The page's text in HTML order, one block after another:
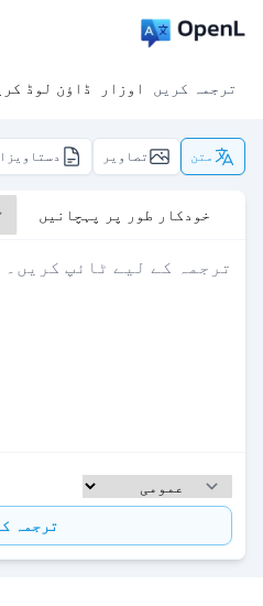
ترجمہ کریں اوزار ڈاؤن لوڈ
متن تصاویر
خودکار طور پر پہچانیں
ترجمہ